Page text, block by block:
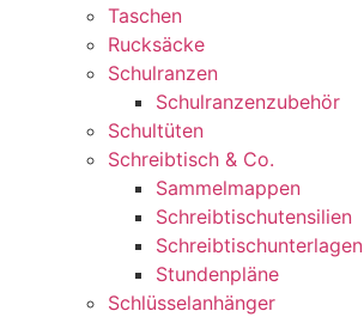
Taschen
Rucksäcke
Schulranzen
Schulranzenzubehör
Schultüten
Schreibtisch & Co.
Sammelmappen
Schreibtischutensilien
Schreibtischunterlagen
Stundenpläne
Schlüsselanhänger